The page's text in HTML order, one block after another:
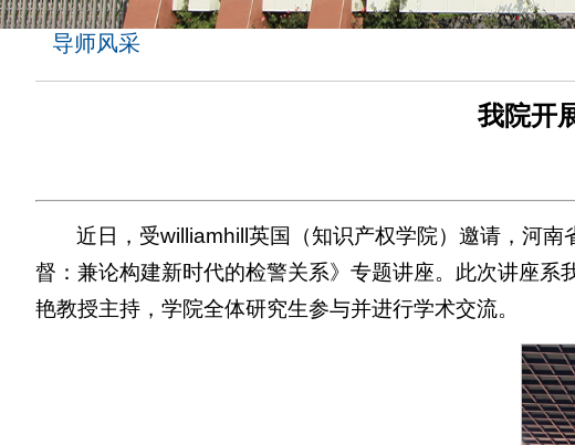
导师风采
我院开
近日，受williamhill英国（知识产权学院）邀请，河
督：兼论构建新时代的检警关系》专题讲座。此次讲座
艳教授主持，学院全体研究生参与并进行学术交流。